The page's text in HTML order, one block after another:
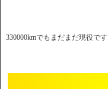
330000kmでもまだまだ現役です